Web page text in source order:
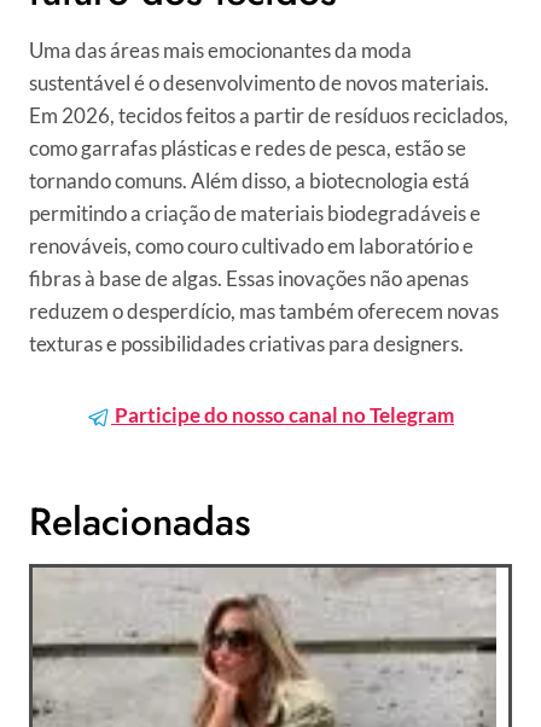
Uma das áreas mais emocionantes da moda
sustentável é o desenvolvimento de novos materiais.
Em 2026, tecidos feitos a partir de resíduos reciclados,
como garrafas plásticas e redes de pesca, estão se
tornando comuns. Além disso, a biotecnologia está
permitindo a criação de materiais biodegradáveis e
renováveis, como couro cultivado em laboratório e
fibras à base de algas. Essas inovações não apenas
reduzem o desperdício, mas também oferecem novas
texturas e possibilidades criativas para designers.
Participe do nosso canal no Telegram
Relacionadas